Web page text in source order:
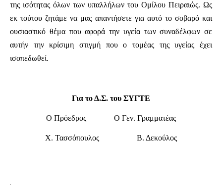
της ισότητας όλων των υπαλλήλων του Ομίλου Πειραιώς. Ως
εκ τούτου ζητάμε να μας απαντήσετε για αυτό το σοβαρό και
ουσιαστικό θέμα που αφορά την υγεία των συναδέλφων σε
αυτήν την κρίσιμη στιγμή που ο τομέας της υγείας έχει
ισοπεδωθεί.
Για το Δ.Σ. του ΣΥΓΤΕ
Ο Πρόεδρος Ο Γεν. Γραμματέας
Χ. Τασσόπουλος Β. Δεκούλος
.